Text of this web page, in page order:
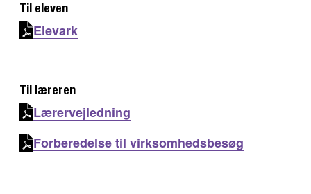
Til eleven
Elevark
Til læreren
Lærervejledning
Forberedelse til virksomhedsbesøg